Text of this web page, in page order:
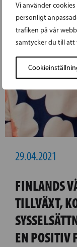
Vi använder
personligt
trafiken på vår
samtycker du till att
29.04.2021
FINLANDS
TILLVÄXT,
EN POSITIV